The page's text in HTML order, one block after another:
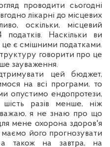
проводити сьогодні
лікарні до місцевих
оскільки, місцевий
Наскільки ви
це є смішними податками.
говорити про це
зауваження.
цей бюджет,
на всі програми, то
опустимо ендопротези,
разів менше, ніж
я не знаю про що
мене охорона здоров'я
його прогнозувати
також на завтра, на